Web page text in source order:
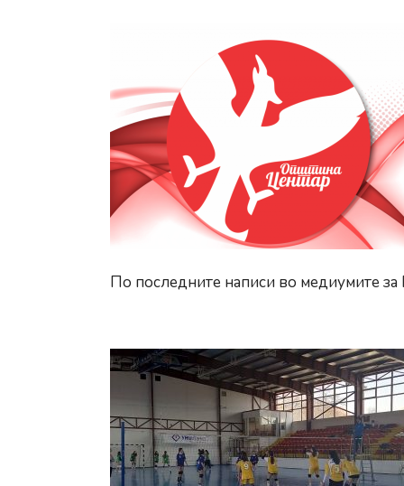
По последните написи во медиумите